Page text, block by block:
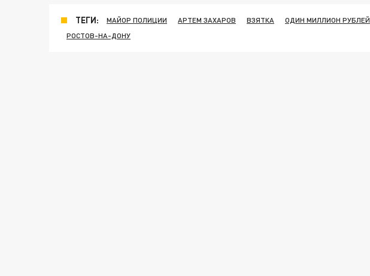
ТЕГИ: МАЙОР ПОЛИЦИИ АРТЕМ ЗАХАРОВ ВЗЯТКА ОДИН МИЛЛИОН РУБЛЕЙ
РОСТОВ-НА-ДОНУ